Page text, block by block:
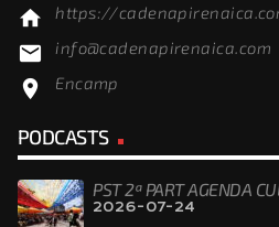
home https://
email info@cadenapirenaica.com
location_on Encamp
PODCASTS
PST 2ª PART AGENDA
2026-07-24